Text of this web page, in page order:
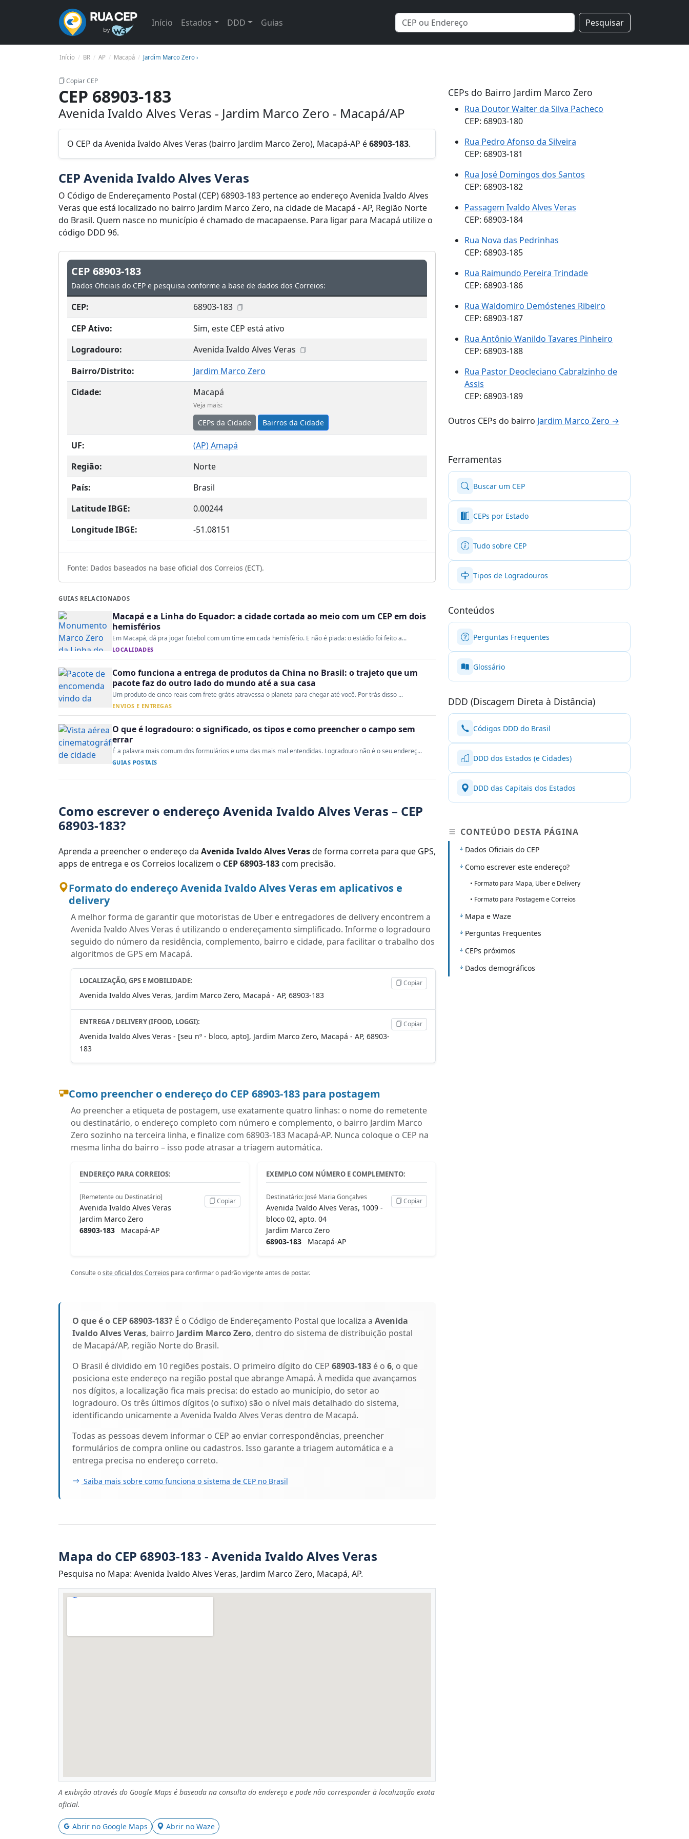
Início Estados DDD Guias Pesquisar
Início BR AP Macapá Jardim Marco Zero ›
Copiar CEP
CEP 68903-183
Avenida Ivaldo Alves Veras - Jardim Marco Zero - Macapá/AP
O CEP da Avenida Ivaldo Alves Veras (bairro Jardim Marco Zero), Macapá-AP é68903-183.
CEP Avenida Ivaldo Alves Veras
O Código de Endereçamento Postal (CEP) 68903-183 pertence ao endereço Avenida Ivaldo Alves
Veras que está localizado no bairro Jardim Marco Zero, na cidade de Macapá - AP, Região Norte
do Brasil. Quem nasce no município é chamado de macapaense. Para ligar para Macapá utilize o
código DDD 96.
CEP 68903-183
Dados Oficiais do CEP e pesquisa conforme a base de dados dos Correios:
CEP:
68903-183
CEP Ativo:
Sim, este CEP está ativo
Logradouro:
Avenida Ivaldo Alves Veras
Bairro/Distrito:
Jardim Marco Zero
Cidade:
Macapá
Veja mais:
CEPs da Cidade Bairros da Cidade
UF: (AP) Amapá
Região:
Norte
País:
Brasil
Latitude IBGE:
0.00244
Longitude IBGE:
-51.08151
Fonte: Dados baseados na base oficial dos Correios (ECT).
GUIAS RELACIONADOS
Macapá e a Linha do Equador: a cidade cortada ao meio com um CEP em dois
hemisférios
Em Macapá, dá pra jogar futebol com um time em cada hemisfério. E não é piada: o estádio foi feito a...
LOCALIDADES
Como funciona a entrega de produtos da China no Brasil: o trajeto que um
pacote faz do outro lado do mundo até a sua casa
Um produto de cinco reais com frete grátis atravessa o planeta para chegar até você. Por trás disso ...
ENVIOS E ENTREGAS
O que é logradouro: o significado, os tipos e como preencher o campo sem
errar
É a palavra mais comum dos formulários e uma das mais mal entendidas. Logradouro não é o seu endereç...
GUIAS POSTAIS
Como escrever o endereço Avenida Ivaldo Alves Veras – CEP
68903-183?
Aprenda a preencher o endereço da Avenida Ivaldo Alves Verasde forma correta para que GPS,
apps de entrega e os Correios localizem o CEP 68903-183 com precisão.
Formato do endereço Avenida Ivaldo Alves Veras em aplicativos e
delivery
A melhor forma de garantir que motoristas de Uber e entregadores de delivery encontrem a
Avenida Ivaldo Alves Veras é utilizando o endereçamento simplificado. Informe o logradouro
seguido do número da residência, complemento, bairro e cidade, para facilitar o trabalho dos
algoritmos de GPS em Macapá.
LOCALIZAÇÃO, GPS E MOBILIDADE:
Avenida Ivaldo Alves Veras, Jardim Marco Zero, Macapá - AP, 68903-183
Copiar
ENTREGA / DELIVERY (IFOOD, LOGGI):
Avenida Ivaldo Alves Veras - [seu nº - bloco, apto], Jardim Marco Zero, Macapá - AP, 68903-
183
Copiar
Como preencher o endereço do CEP 68903-183 para postagem
Ao preencher a etiqueta de postagem, use exatamente quatro linhas: o nome do remetente
ou destinatário, o endereço completo com número e complemento, o bairro Jardim Marco
Zero sozinho na terceira linha, e finalize com 68903-183 Macapá-AP. Nunca coloque o CEP na
mesma linha do bairro – isso pode atrasar a triagem automática.
ENDEREÇO PARA CORREIOS:
[Remetente ou Destinatário]
Avenida Ivaldo Alves Veras
Jardim Marco Zero
68903-183 Macapá-AP
Copiar
EXEMPLO COM NÚMERO E COMPLEMENTO:
Destinatário: José Maria Gonçalves
Avenida Ivaldo Alves Veras, 1009 -
bloco 02, apto. 04
Jardim Marco Zero
68903-183 Macapá-AP
Copiar
Consulte osite oficial dos Correios para confirmar o padrão vigente antes de postar.
O que é o CEP 68903-183? É o Código de Endereçamento Postal que localiza a Avenida
Ivaldo Alves Veras, bairro Jardim Marco Zero, dentro do sistema de distribuição postal
de Macapá/AP, região Norte do Brasil.
O Brasil é dividido em 10 regiões postais. O primeiro dígito do CEP 68903-183 é o 6, o que
posiciona este endereço na região postal que abrange Amapá. À medida que avançamos
nos dígitos, a localização fica mais precisa: do estado ao município, do setor ao
logradouro. Os três últimos dígitos (o sufixo) são o nível mais detalhado do sistema,
identificando unicamente a Avenida Ivaldo Alves Veras dentro de Macapá.
Todas as pessoas devem informar o CEP ao enviar correspondências, preencher
formulários de compra online ou cadastros. Isso garante a triagem automática e a
entrega precisa no endereço correto.
Saiba mais sobre como funciona o sistema de CEP no Brasil
Mapa do CEP 68903-183 - Avenida Ivaldo Alves Veras
Pesquisa no Mapa: Avenida Ivaldo Alves Veras, Jardim Marco Zero, Macapá, AP.
A exibição através do Google Maps é baseada na consulta do endereço e pode não corresponder à localização exata
oficial.
Abrir no Google Maps Abrir no Waze
CEPs do Bairro Jardim Marco Zero
Rua Doutor Walter da Silva Pacheco
CEP: 68903-180
Rua Pedro Afonso da Silveira
CEP: 68903-181
Rua José Domingos dos Santos
CEP: 68903-182
Passagem Ivaldo Alves Veras
CEP: 68903-184
Rua Nova das Pedrinhas
CEP: 68903-185
Rua Raimundo Pereira Trindade
CEP: 68903-186
Rua Waldomiro Demóstenes Ribeiro
CEP: 68903-187
Rua Antônio Wanildo Tavares Pinheiro
CEP: 68903-188
Rua Pastor Deocleciano Cabralzinho de
Assis
CEP: 68903-189
Outros CEPs do bairro Jardim Marco Zero →
Ferramentas
Buscar um CEP
CEPs por Estado
Tudo sobre CEP
Tipos de Logradouros
Conteúdos
Perguntas Frequentes
Glossário
DDD (Discagem Direta à Distância)
Códigos DDD do Brasil
DDD dos Estados (e Cidades)
DDD das Capitais dos Estados
CONTEÚDO DESTA PÁGINA
Dados Oficiais do CEP
Como escrever este endereço?
• Formato para Mapa, Uber e Delivery
• Formato para Postagem e Correios
Mapa e Waze
Perguntas Frequentes
CEPs próximos
Dados demográficos